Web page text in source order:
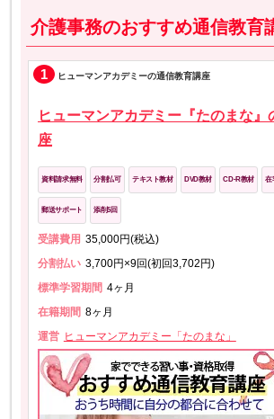
介護事務のおすすめ通信教育
1 ヒューマンアカデミーの通信教育講座
ヒューマンアカデミー『たのまな』
座
資料請求無料 分割払可 テキスト教材 DVD教材 CD-R教材 在
郵送サポート 添削5回
受講費用 35,000円(税込)
分割払い 3,700円×9回(初回3,702円)
標準学習期間 4ヶ月
在籍期間 8ヶ月
運営 ヒューマンアカデミー「たのまな」